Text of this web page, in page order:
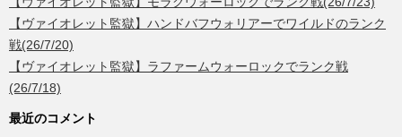
【ヴァイオレット監獄】ハンドバフウォリアーでワイルドのランク
戦(26/7/20)
【ヴァイオレット監獄】ラファームウォーロックでランク戦
(26/7/18)
最近のコメント